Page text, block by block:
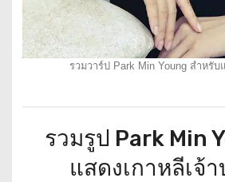
รวมวาร์ป Park Min Young สำหรั
รวมรูป Park Min
แสดงเกาหลีเจ้